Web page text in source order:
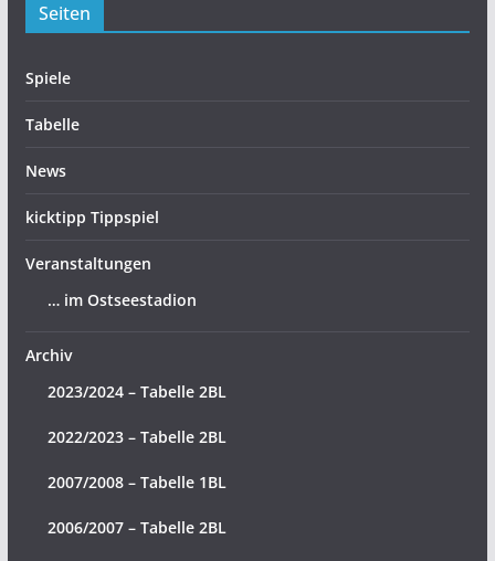
Seiten
Spiele
Tabelle
News
kicktipp Tippspiel
Veranstaltungen
… im Ostseestadion
Archiv
2023/2024 – Tabelle 2BL
2022/2023 – Tabelle 2BL
2007/2008 – Tabelle 1BL
2006/2007 – Tabelle 2BL